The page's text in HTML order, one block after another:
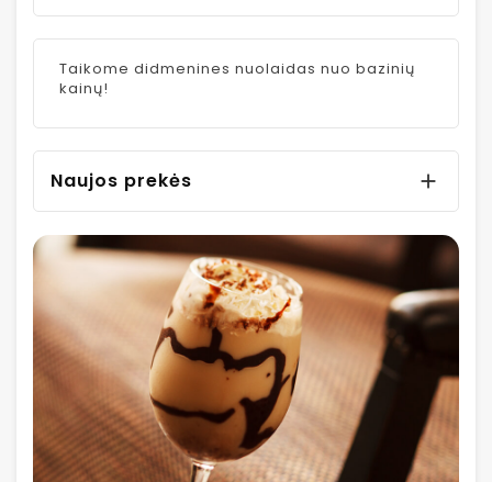
Taikome didmenines nuolaidas nuo bazinių
kainų!
Naujos prekės 